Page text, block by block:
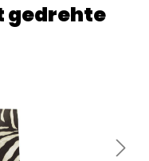
gedrehte